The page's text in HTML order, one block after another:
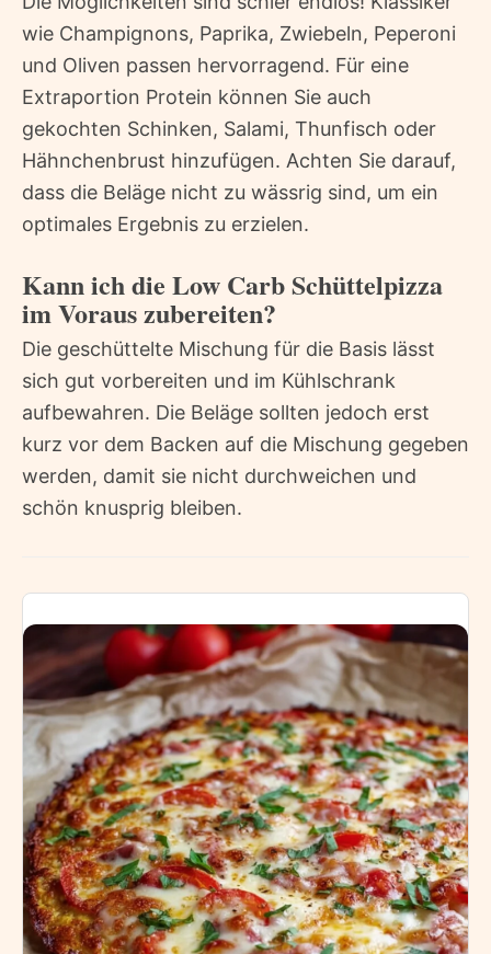
wie Champignons, Paprika, Zwiebeln, Peperoni
und Oliven passen hervorragend. Für eine
Extraportion Protein können Sie auch
gekochten Schinken, Salami, Thunfisch oder
Hähnchenbrust hinzufügen. Achten Sie darauf,
dass die Beläge nicht zu wässrig sind, um ein
optimales Ergebnis zu erzielen.
Kann ich die Low Carb Schüttelpizza
im Voraus zubereiten?
Die geschüttelte Mischung für die Basis lässt
sich gut vorbereiten und im Kühlschrank
aufbewahren. Die Beläge sollten jedoch erst
kurz vor dem Backen auf die Mischung gegeben
werden, damit sie nicht durchweichen und
schön knusprig bleiben.